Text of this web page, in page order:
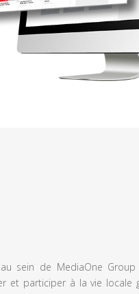
sein de MediaOne Group
et participer à la vie locale